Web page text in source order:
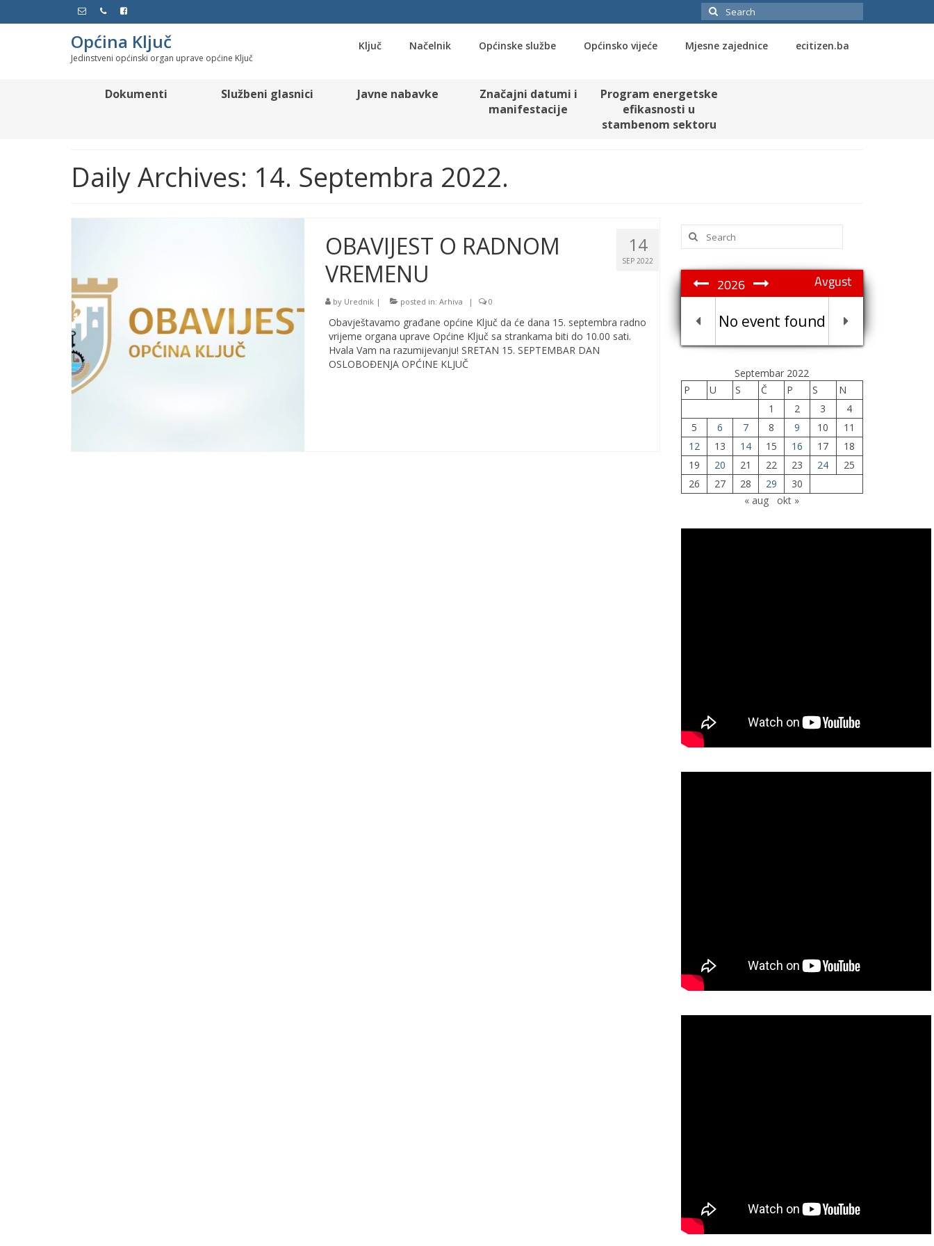
Search
for:
Općina Ključ
Jedinstveni općinski organ uprave općine Ključ
Ključ Načelnik Općinske službe Općinsko vijeće Mjesne zajednice ecitizen.ba
Dokumenti Službeni glasnici Javne nabavke
Značajni datumi i
manifestacije
Program energetske
efikasnosti u
stambenom sektoru
Daily Archives: 14. Septembra 2022.
14
SEP 2022
OBAVIJEST O RADNOM
VREMENU
by Urednik| posted in: Arhiva | 0
Obavještavamo građane općine Ključ da će dana 15. septembra radno
vrijeme organa uprave Općine Ključ sa strankama biti do 10.00 sati.
Hvala Vam na razumijevanju! SRETAN 15. SEPTEMBAR DAN
OSLOBOĐENJA OPĆINE KLJUČ
Search
for:
Avgust
2026
No event found
Septembar 2022
P
U S Č P S
N
1
2 3
4
5
6 7 8 9 10
11
12
13 14 15 16 17
18
19
20 21 22 23 24
25
26
27 28 29
30
« aug
okt »